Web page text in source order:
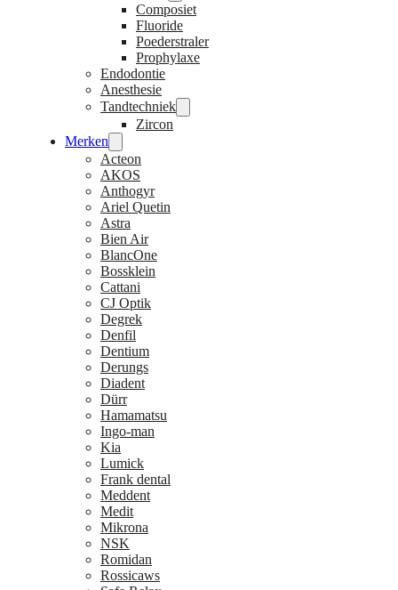
Composiet
Fluoride
Poederstraler
Prophylaxe
Endodontie
Anesthesie
Tandtechniek
Zircon
Merken
Acteon
AKOS
Anthogyr
Ariel Quetin
Astra
Bien Air
BlancOne
Bossklein
Cattani
CJ Optik
Degrek
Denfil
Dentium
Derungs
Diadent
Dürr
Hamamatsu
Ingo-man
Kia
Lumick
Frank dental
Meddent
Medit
Mikrona
NSK
Romidan
Rossicaws